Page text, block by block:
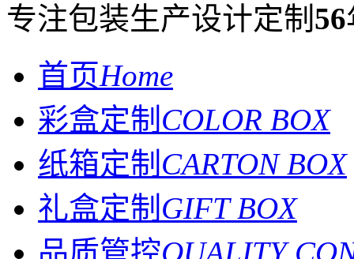
专注包装生产设计定制 56
首页Home
彩盒定制 COLOR BOX
纸箱定制 CARTON BOX
礼盒定制 GIFT BOX
品质管控QUALITY